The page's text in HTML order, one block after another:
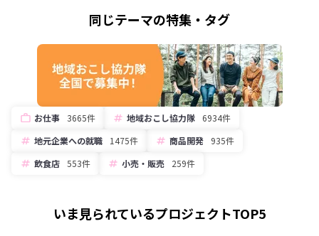
同じテーマの特集・タグ
お仕事 3665件 地域おこし協力隊
6934件
地元企業への就職
1475件 商品開発
935件
飲食店 553件 小売・販売 259件
いま見られているプロジェクトTOP5